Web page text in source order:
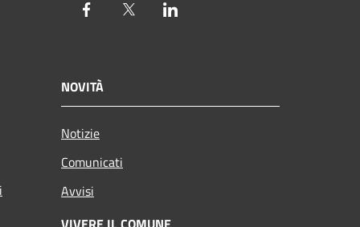
Facebook Twitter
NOVITÀ
Notizie
Comunicati
Avvisi